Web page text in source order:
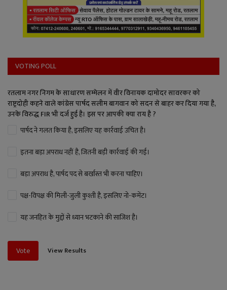
VOTING POLL
रतलाम नगर निगम के साधारण सम्मेलन में वीर विनायक दामोदर सावरकर को
राष्ट्रदोही कहने वाले कांग्रेस पार्षद सलीम बागवान को सदन से बाहर कर दिया गया है,
उनके विरुद्ध FIR भी दर्ज हुई है। इस पर आपकी क्या राय है ?
पार्षद ने गलत किया है, इसलिए यह कार्रवाई उचित है।
इतना बड़ा अपराध नहीं है, जितनी बड़ी कार्रवाई की गई।
बड़ा अपराध है, पार्षद पद से बर्खास्त भी करना चाहिए।
पक्ष-विपक्ष की मिली-जुली कुश्ती है, इसलिए नो-कमेंट।
यह जनहित के मुद्दों से ध्यान भटकाने की साजिश है।
Vote View Results